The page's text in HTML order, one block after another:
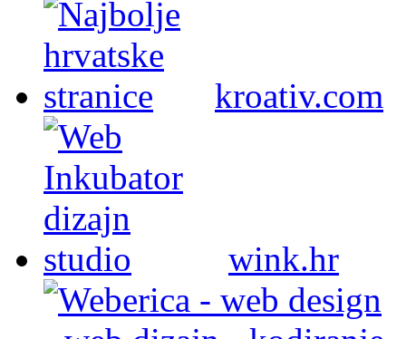
kroativ.com
wink.hr